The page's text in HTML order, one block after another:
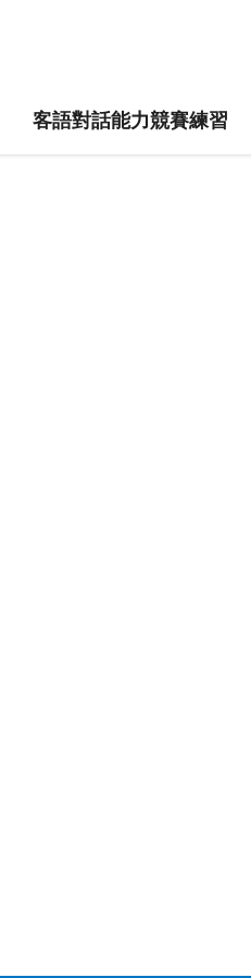
客語對話能力競賽練習